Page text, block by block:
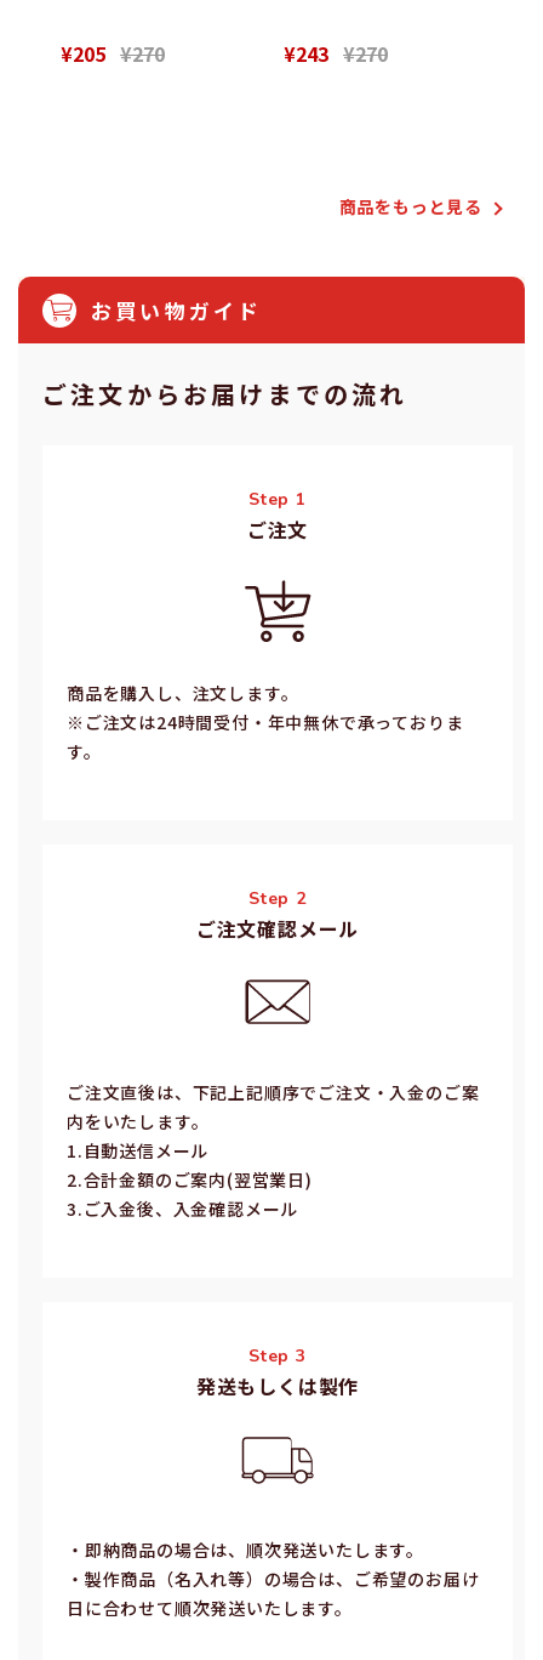
¥205 ¥270 ¥243 ¥270
商品をもっと⾒る
お買い物ガイド
ご注⽂からお届けまでの流れ
Step 1
ご注⽂
商品を購入し、注文します。
※ご注⽂は24時間受付・年中無休で承っておりま
す。
Step 2
ご注文確認メール
ご注⽂直後は、下記上記順序でご注⽂・⼊⾦のご案
内をいたします。
1.⾃動送信メール
2.合計⾦額のご案内(翌営業⽇)
3.ご⼊⾦後、⼊⾦確認メール
Step 3
発送もしくは製作
・即納商品の場合は、順次発送いたします。
・製作商品（名⼊れ等）の場合は、ご希望のお届け
⽇に合わせて順次発送いたします。